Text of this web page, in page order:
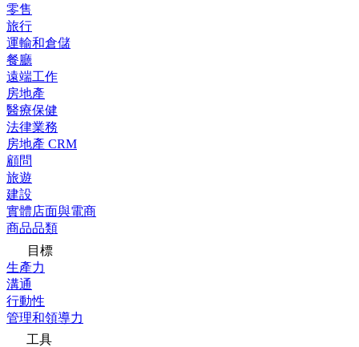
零售
旅行
運輸和倉儲
餐廳
遠端工作
房地產
醫療保健
法律業務
房地產 CRM
顧問
旅遊
建設
實體店面與電商
商品品類
目標
生產力
溝通
行動性
管理和領導力
工具